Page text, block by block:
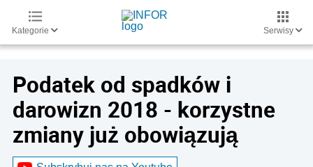
Kategorie Serwisy
Podatek od spadków i
darowizn 2018 - korzystne
zmiany już obowiązują